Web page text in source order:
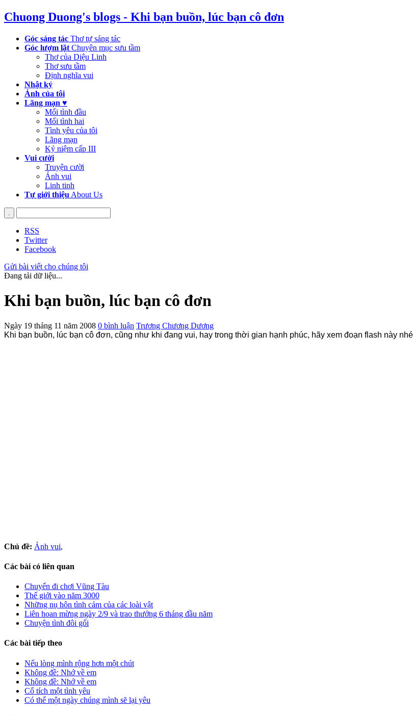
Chuong Duong's blogs - Khi bạn buồn, lúc bạn cô đơn
Góc sáng tác Thơ tự sáng tác
Góc lượm lặt Chuyên mục sưu tầm
Thơ của Diệu Linh
Thơ sưu tầm
Định nghĩa vui
Nhật ký
Ảnh của tôi
Lãng mạn ♥
Mối tình đầu
Mối tình hai
Tình yêu của tôi
Lãng mạn
Kỷ niệm cấp III
Vui cười
Truyện cười
Ảnh vui
Linh tinh
Tự giới thiệu About Us
RSS
Twitter
Facebook
Gửi bài viết cho chúng tôi
Đang tải dữ liệu...
Khi bạn buồn, lúc bạn cô đơn
Ngày 19 tháng 11 năm 2008 0 bình luận Trương Chương Dương
Khi bạn buồn, lúc bạn cô đơn, cũng như khi đang vui, hay trong thời gian hạnh phúc, hãy xem đoạn flash này
Chủ đề: Ảnh vui,
Các bài có liên quan
Chuyến đi chơi Vũng Tàu
Thế giới vào năm 3000
Những nụ hôn tình cảm của các loài vật
Liên hoan mừng ngày 2/9 và trao thưởng 6 tháng đầu năm
Chuyện tình đôi gối
Các bài tiếp theo
Nếu lòng mình rộng hơn một chút
Không đề: Nhớ về em
Không đề: Nhớ về em
Cổ tích một tình yêu
Có thể một ngày chúng mình sẽ lại yêu